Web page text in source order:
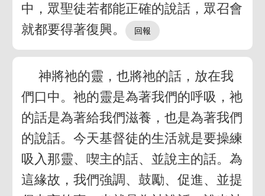
中，眾聖徒若都能正確的說話，眾召會
就都要得著復興。
神將祂的靈，也將祂的話，放在我
們口中。祂的靈是為著我們的呼吸，祂
的話是為著給我們滋養，也是為著我們
的說話。今天基督徒的生活就是要操練
吸入那靈、喫主的話、並說主的話。為
這緣故，我們強調、鼓勵、促進、並提